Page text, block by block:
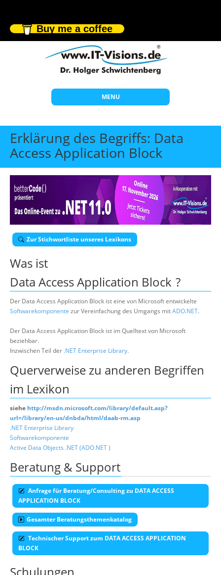
Buy me a coffee
MENU
Start
Themen
Beratung
Individuelle Schulungen
Offene Seminare
Wissen
Über uns
Erklärung des Begriffs: Data
Access Application Block
Zur Stichwortliste unseres Lexikons
Was ist
Data Access Application Block ?
Der Data Access Application Block ist eine von Microsoft entwickelte
Softwarekomponente zur Vereinfachung des Umgangs mitADO.NET.
Der Data Access Application Block ist im Quelltext von Microsoft
beziehbar.
Inzwischen Teil der .NET Enterprise Library.
Querverweise zu anderen Begriffen
im Lexikon
siehe http://msdn.microsoft.com/library/default.asp?
url=/library/en-us/dnbda/html/daab-rm.asp
.NET Enterprise Library
Softwarekomponente
Active Data Objects .NET (ADO.NET )
Beratung & Support
Anfrage für Beratung/Consulting zu DATA ACCESS
APPLICATION BLOCK
Gesamter Beratungsthemenkatalog
Technischer Support zum DATA ACCESS APPLICATION
BLOCK